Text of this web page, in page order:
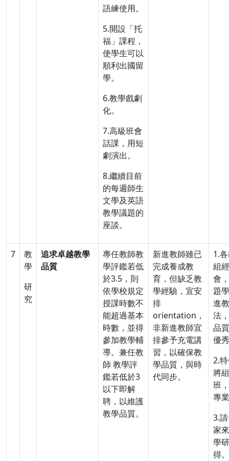
語練使用。
5.開設「托
福」課程，
使學生可以
順利出國留
學。
6.教學戲劇
化。
7.高級班會
話課，用短
劇演出。
8.繼續目前
的每週師生
文學及英語
教學議題的
座談。
7
教
學
研
究
追求卓越教學
品質
專任教師教
學評鑑若低
於3.5，則
依學校規定
授課時數不
能超過基本
時數，並得
參加教學輔
導。兼任教
師 教學評
鑑若低於3
以下即解
聘，以維護
教學品質。
新進教師雖已
完成養成教
育，但缺乏教
學經驗，宜安
排
orientation，
非新進教師宜
排參予充電講
習，以確保教
學品質，與時
代同步。
1.
組
會
題
進
法
品
優
2.
將
班
專
3.
家
學
得。